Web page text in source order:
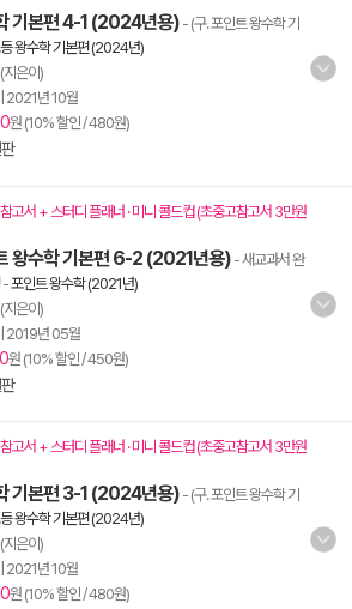
기본편 4-1 (2024년용) - (구. 포인트 왕수학 기
왕수학 기본편 (2024년)
은이)
2021년 10월
원 (10% 할인 / 480원)
고서 + 스터디 플래너 · 미니 콜드컵 (초중고참고서 3만원
왕수학 기본편 6-2 (2021년용) - 새교과서 완
-포인트 왕수학 (2021년)
은이)
2019년 05월
원 (10% 할인 / 450원)
고서 + 스터디 플래너 · 미니 콜드컵 (초중고참고서 3만원
기본편 3-1 (2024년용) - (구. 포인트 왕수학 기
왕수학 기본편 (2024년)
은이)
2021년 10월
원 (10% 할인 / 480원)